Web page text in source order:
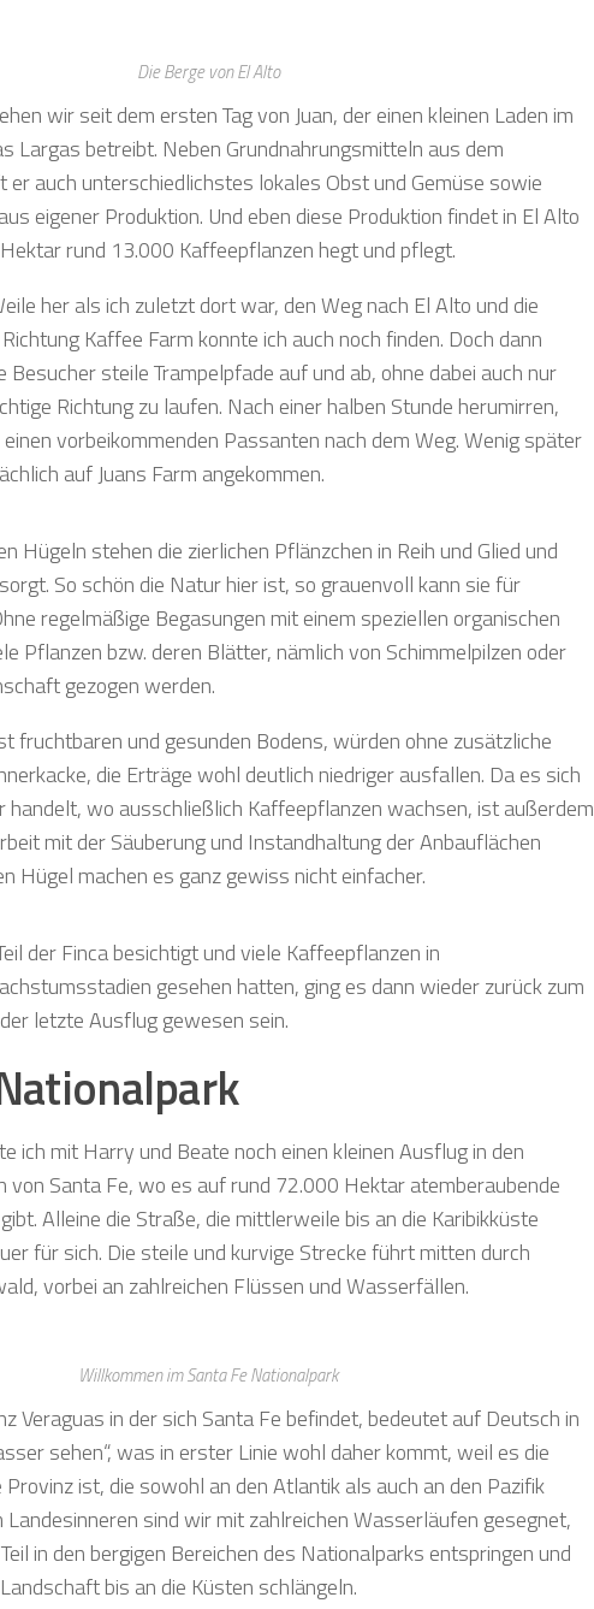
Die Berge von El Alto
wir seit dem ersten Tag von Juan, der einen kleinen Laden im
Largas betreibt. Neben Grundnahrungsmitteln aus dem
er auch unterschiedlichstes lokales Obst und Gemüse sowie
eigener Produktion. Und eben diese Produktion findet in El Alto
rund 13.000 Kaffeepflanzen hegt und pflegt.
her als ich zuletzt dort war, den Weg nach El Alto und die
Kaffee Farm konnte ich auch noch finden. Doch dann
Besucher steile Trampelpfade auf und ab, ohne dabei auch nur
Richtung zu laufen. Nach einer halben Stunde herumirren,
vorbeikommenden Passanten nach dem Weg. Wenig später
auf Juans Farm angekommen.
Hügeln stehen die zierlichen Pflänzchen in Reih und Glied und
So schön die Natur hier ist, so grauenvoll kann sie für
regelmäßige Begasungen mit einem speziellen organischen
Pflanzen bzw. deren Blätter, nämlich von Schimmelpilzen oder
gezogen werden.
fruchtbaren und gesunden Bodens, würden ohne zusätzliche
die Erträge wohl deutlich niedriger ausfallen. Da es sich
handelt, wo ausschließlich Kaffeepflanzen wachsen, ist außerdem
mit der Säuberung und Instandhaltung der Anbauflächen
Hügel machen es ganz gewiss nicht einfacher.
der Finca besichtigt und viele Kaffeepflanzen in
gesehen hatten, ging es dann wieder zurück zum
letzte Ausflug gewesen sein.
ich mit Harry und Beate noch einen kleinen Ausflug in den
von Santa Fe, wo es auf rund 72.000 Hektar atemberaubende
Alleine die Straße, die mittlerweile bis an die Karibikküste
für sich. Die steile und kurvige Strecke führt mitten durch
vorbei an zahlreichen Flüssen und Wasserfällen.
Willkommen im Santa Fe Nationalpark
Veraguas in der sich Santa Fe befindet, bedeutet auf Deutsch in
sehen“, was in erster Linie wohl daher kommt, weil es die
Provinz ist, die sowohl an den Atlantik als auch an den Pazifik
Landesinneren sind wir mit zahlreichen Wasserläufen gesegnet,
in den bergigen Bereichen des Nationalparks entspringen und
bis an die Küsten schlängeln.